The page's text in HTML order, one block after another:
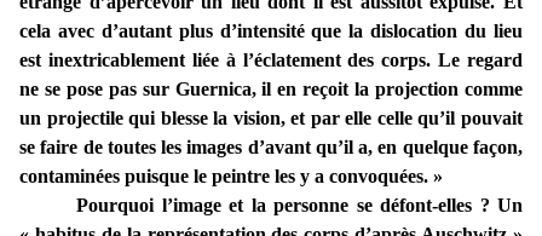
cela avec d’autant plus d’intensité que la dislocation du lieu
est inextricablement liée à l’éclatement des corps. Le regard
ne se pose pas sur Guernica, il en reçoit la projection comme
un projectile qui blesse la vision, et par elle celle qu’il pouvait
se faire de toutes les images d’avant qu’il a, en quelque façon,
contaminées puisque le peintre les y a convoquées. »
Pourquoi l’image et la personne se défont-elles ? Un